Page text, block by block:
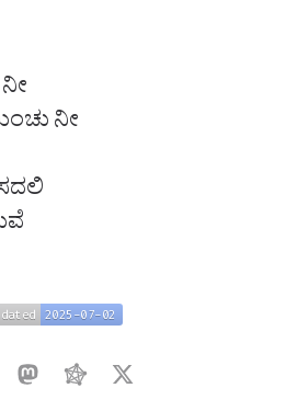
ನೀ
2025-07-02
2025-07-02